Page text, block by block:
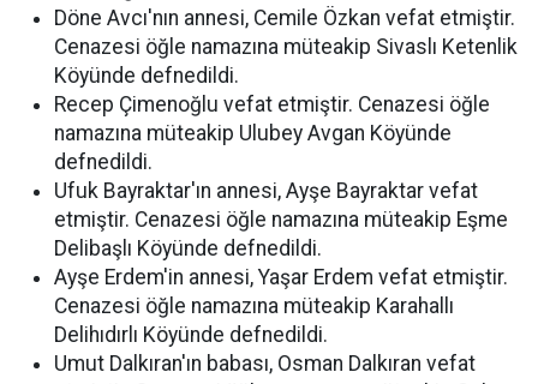
Döne Avcı'nın annesi, Cemile Özkan vefat etmiştir.
Cenazesi öğle namazına müteakip Sivaslı Ketenlik
Köyünde defnedildi.
Recep Çimenoğlu vefat etmiştir. Cenazesi öğle
namazına müteakip Ulubey Avgan Köyünde
defnedildi.
Ufuk Bayraktar'ın annesi, Ayşe Bayraktar vefat
etmiştir. Cenazesi öğle namazına müteakip Eşme
Delibaşlı Köyünde defnedildi.
Ayşe Erdem'in annesi, Yaşar Erdem vefat etmiştir.
Cenazesi öğle namazına müteakip Karahallı
Delihıdırlı Köyünde defnedildi.
Umut Dalkıran'ın babası, Osman Dalkıran vefat